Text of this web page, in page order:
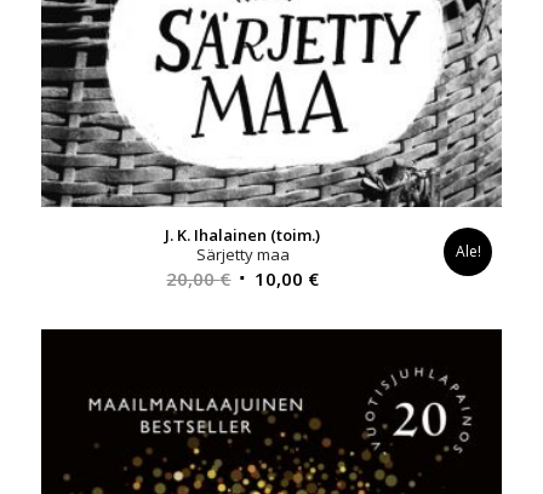
J. K. Ihalainen (toim.)
Särjetty maa
20,00€ Alkuperäinen
oli:
10,00 €Nykyinen
on:
Ale!